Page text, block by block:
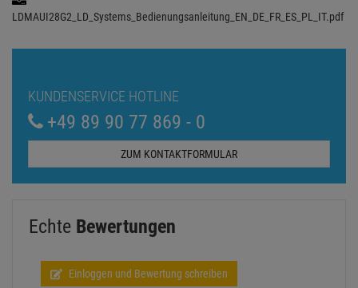
LDMAUI28G2_LD_Systems_Bedienungsanleitung_EN_DE_FR_ES_PL_IT.pdf
KUNDENSERVICE HOTLINE
+49 89 90 77 869 - 0
ZUM KONTAKTFORMULAR
Echte Bewertungen
Einloggen und Bewertung schreiben